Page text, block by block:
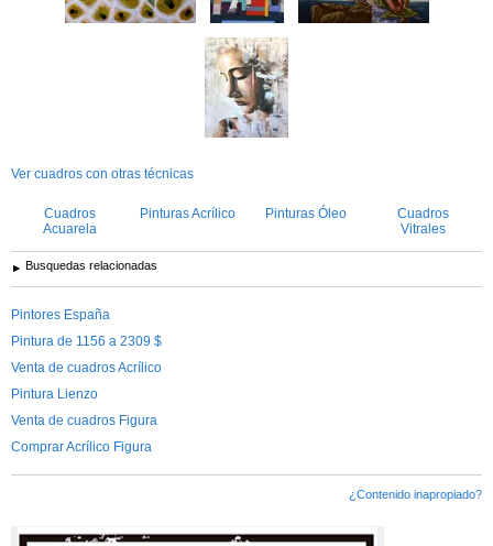
Ver cuadros con otras técnicas
Cuadros
Acuarela
Pinturas Acrílico Pinturas Óleo
Cuadros
Vitrales
Busquedas relacionadas
Pintores España
Pintura de 1156 a 2309 $
Venta de cuadros Acrílico
Pintura Lienzo
Venta de cuadros Figura
Comprar Acrílico Figura
¿Contenido inapropiado?